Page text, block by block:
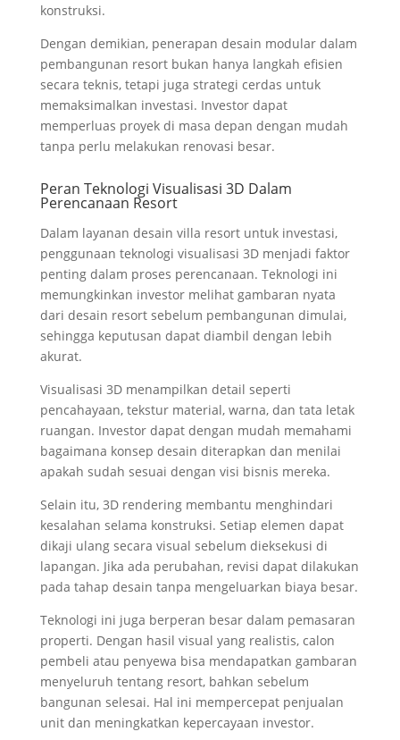
konstruksi.
Dengan demikian, penerapan desain modular dalam
pembangunan resort bukan hanya langkah efisien
secara teknis, tetapi juga strategi cerdas untuk
memaksimalkan investasi. Investor dapat
memperluas proyek di masa depan dengan mudah
tanpa perlu melakukan renovasi besar.
Peran Teknologi Visualisasi 3D Dalam
Perencanaan Resort
Dalam layanan desain villa resort untuk investasi,
penggunaan teknologi visualisasi 3D menjadi faktor
penting dalam proses perencanaan. Teknologi ini
memungkinkan investor melihat gambaran nyata
dari desain resort sebelum pembangunan dimulai,
sehingga keputusan dapat diambil dengan lebih
akurat.
Visualisasi 3D menampilkan detail seperti
pencahayaan, tekstur material, warna, dan tata letak
ruangan. Investor dapat dengan mudah memahami
bagaimana konsep desain diterapkan dan menilai
apakah sudah sesuai dengan visi bisnis mereka.
Selain itu, 3D rendering membantu menghindari
kesalahan selama konstruksi. Setiap elemen dapat
dikaji ulang secara visual sebelum dieksekusi di
lapangan. Jika ada perubahan, revisi dapat dilakukan
pada tahap desain tanpa mengeluarkan biaya besar.
Teknologi ini juga berperan besar dalam pemasaran
properti. Dengan hasil visual yang realistis, calon
pembeli atau penyewa bisa mendapatkan gambaran
menyeluruh tentang resort, bahkan sebelum
bangunan selesai. Hal ini mempercepat penjualan
unit dan meningkatkan kepercayaan investor.